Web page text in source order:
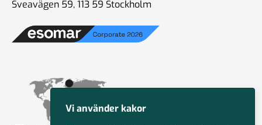
Sveavägen 59, 113 59 Stockholm
Vi använder kakor